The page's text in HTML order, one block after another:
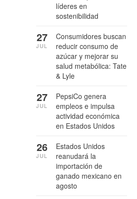
líderes en
sostenibilidad
Consumidores buscan
reducir consumo de
azúcar y mejorar su
salud metabólica: Tate
& Lyle
27
JUL
PepsiCo genera
empleos e impulsa
actividad económica
en Estados Unidos
27
JUL
Estados Unidos
reanudará la
importación de
ganado mexicano en
agosto
26
JUL